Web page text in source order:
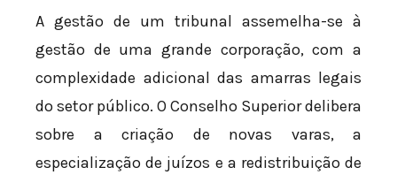
A gestão de um tribunal assemelha-se à
gestão de uma grande corporação, com a
complexidade adicional das amarras legais
do setor público. O Conselho Superior delibera
sobre a criação de novas varas, a
especialização de juízos e a redistribuição de